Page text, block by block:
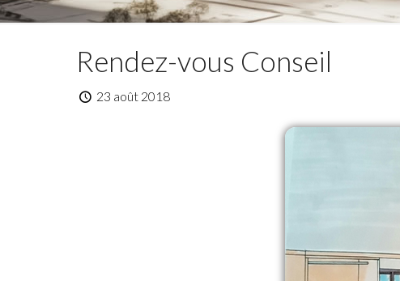
Rendez-vous Conseil
23 août 2018